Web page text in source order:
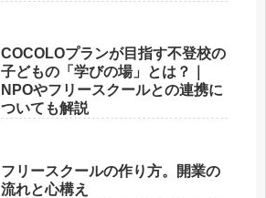
COCOLOプランが目指す不登校の
子どもの「学びの場」とは？｜
NPOやフリースクールとの連携に
ついても解説
フリースクールの作り方。開業の
流れと心構え